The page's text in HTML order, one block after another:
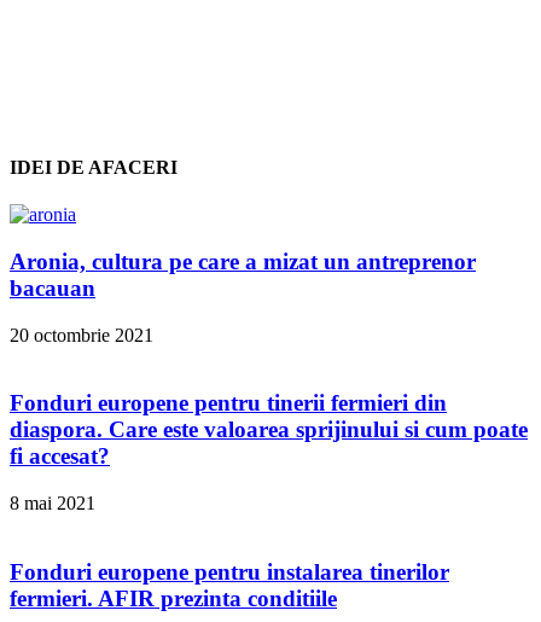
IDEI DE AFACERI
Aronia, cultura pe care a mizat un antreprenor
bacauan
20 octombrie 2021
Fonduri europene pentru tinerii fermieri din
diaspora. Care este valoarea sprijinului si cum poate
fi accesat?
8 mai 2021
Fonduri europene pentru instalarea tinerilor
fermieri. AFIR prezinta conditiile